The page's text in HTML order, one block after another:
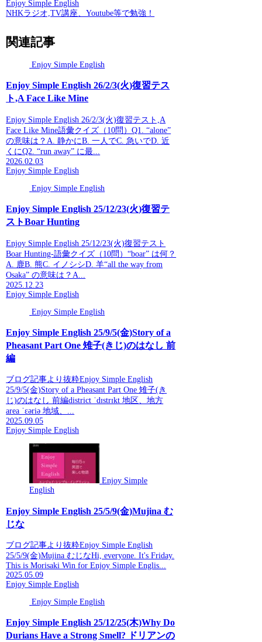
Enjoy Simple English
NHKラジオ,TV講座、Youtube等で勉強！
関連記事
Enjoy Simple English
Enjoy Simple English 26/2/3(火)復習テス
ト,A Face Like Mine
Enjoy Simple English 26/2/3(火)復習テスト,A
Face Like Mine語彙クイズ（10問）Q1. “alone”
の意味は？A. 静かにB. 一人でC. 急いでD. 近
くにQ2. “run away” に最...
2026.02.03
Enjoy Simple English
Enjoy Simple English
Enjoy Simple English 25/12/23(火)復習テ
ストBoar Hunting
Enjoy Simple English 25/12/23(火)復習テスト
Boar Hunting-語彙クイズ（10問）“boar” は何？
A. 鹿B. 熊C. イノシシD. 羊“all the way from
Osaka” の意味は？A...
2025.12.23
Enjoy Simple English
Enjoy Simple English
Enjoy Simple English 25/9/5(金)Story of a
Pheasant Part One 雉子(きじ)のはなし 前
編
ブログ記事より抜粋Enjoy Simple English
25/9/5(金)Story of a Pheasant Part One 雉子(き
じ)のはなし 前編district ˈdɪstrɪkt 地区、地方
area ˈɛəriə 地域、...
2025.09.05
Enjoy Simple English
Enjoy Simple
English
Enjoy Simple English 25/5/9(金)Mujina む
じな
ブログ記事より抜粋Enjoy Simple English
25/5/9(金)Mujina むじなHi, everyone. It's Friday.
This is Morisaki Win for Enjoy Simple Englis...
2025.05.09
Enjoy Simple English
Enjoy Simple English
Enjoy Simple English 25/12/25(木)Why Do
Durians Have a Strong Smell? ドリアンの